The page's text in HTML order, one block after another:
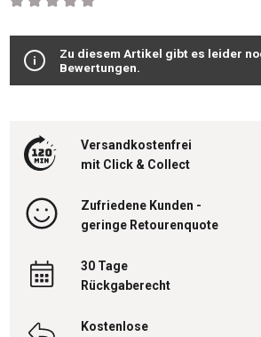
Durchschnittliche Bewertung von 0 von 5
Zu diesem Artikel gibt es leider
Bewertungen.
Versandkostenfrei
mit Click & Collect
Zufriedene Kunden -
geringe Retourenquote
30 Tage
Rückgaberecht
Kostenlose